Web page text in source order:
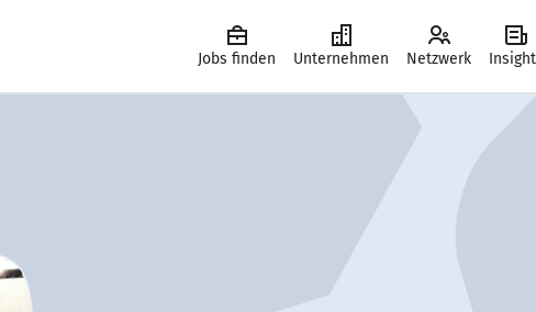
Jobs finden Unternehmen Netzwerk